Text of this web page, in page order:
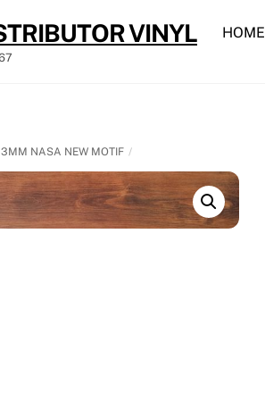
VINYL HOME
NASA NEW MOTIF